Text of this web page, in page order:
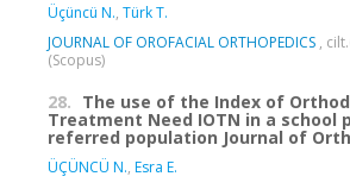
Üçüncü N., Türk T.
JOURNAL OF OROFACIAL ORTHOPEDICS ,
(Scopus)
28. The use of the Index of
Treatment Need IOTN in a school
referred population Journal of
ÜÇÜNCÜ N., Esra E.